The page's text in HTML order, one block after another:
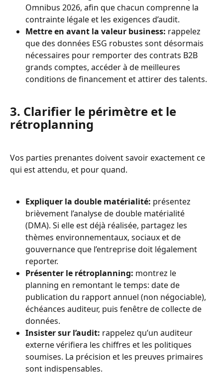
Omnibus 2026, afin que chacun comprenne la
contrainte légale et les exigences d’audit.
Mettre en avant la valeur business: rappelez
que des données ESG robustes sont désormais
nécessaires pour remporter des contrats B2B
grands comptes, accéder à de meilleures
conditions de financement et attirer des talents.
3. Clarifier le périmètre et le
rétroplanning
Vos parties prenantes doivent savoir exactement ce
qui est attendu, et pour quand.
Expliquer la double matérialité: présentez
brièvement l’analyse de double matérialité
(DMA). Si elle est déjà réalisée, partagez les
thèmes environnementaux, sociaux et de
gouvernance que l’entreprise doit légalement
reporter.
Présenter le rétroplanning: montrez le
planning en remontant le temps: date de
publication du rapport annuel (non négociable),
échéances auditeur, puis fenêtre de collecte de
données.
Insister sur l’audit: rappelez qu’un auditeur
externe vérifiera les chiffres et les politiques
soumises. La précision et les preuves primaires
sont indispensables.